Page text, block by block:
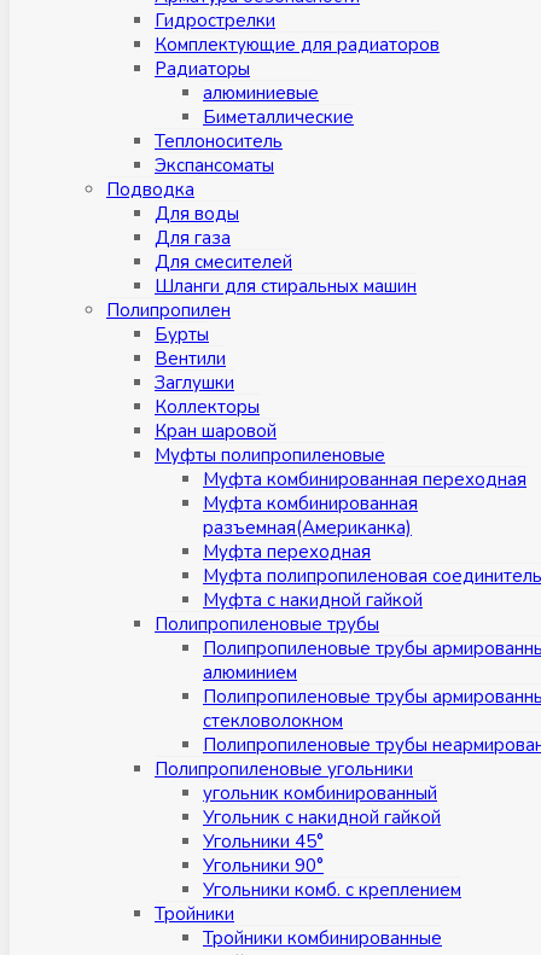
Гидрострелки
Комплектующие для радиаторов
Радиаторы
алюминиевые
Биметаллические
Теплоноситель
Экспансоматы
Подводка
Для воды
Для газа
Для смесителей
Шланги для стиральных машин
Полипропилен
Бурты
Вентили
Заглушки
Коллекторы
Кран шаровой
Муфты полипропиленовые
Муфта комбинированная переходная
Муфта комбинированная
разъемная(Американка)
Муфта переходная
Муфта полипропиленовая
Муфта с накидной гайкой
Полипропиленовые трубы
Полипропиленовые трубы
алюминием
Полипропиленовые трубы
стекловолокном
Полипропиленовые трубы
Полипропиленовые угольники
угольник комбинированный
Угольник с накидной гайкой
Угольники 45°
Угольники 90°
Угольники комб. с креплением
Тройники
Тройники комбинированные